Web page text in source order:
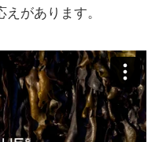
があります。